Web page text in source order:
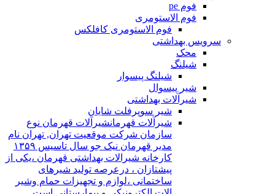
فوم pe
فوم الاستومری
فوم الاستومری کافلکس
سرویس بهداشتی
محک
شیلنگ
شیلنگ پیسوار
شیر پیسوال
شیرآلات بهداشتی
شیر سوپرفلت شایان
شیرآلات قهرمانشیرآلات قهرمان نوع
سازمان شرکت موقعیت تهران, تهران نام
مدیر قهرمان نیک جو سال تاسیس ۱۳۵۹
کارخانه شیرالات بهداشتی قهرمان ،یکی از
پیشتازان ، درعرصه تولید شیرهای
ساختمانی ،لوازم و تجهیزات حمام وشیر